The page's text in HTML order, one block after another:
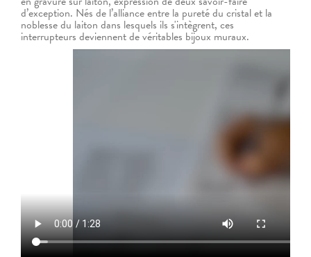
d’exception. Nés de l’alliance entre la pureté du cristal et la
noblesse du laiton dans lesquels ils s'intègrent, ces
interrupteurs deviennent de véritables bijoux muraux.